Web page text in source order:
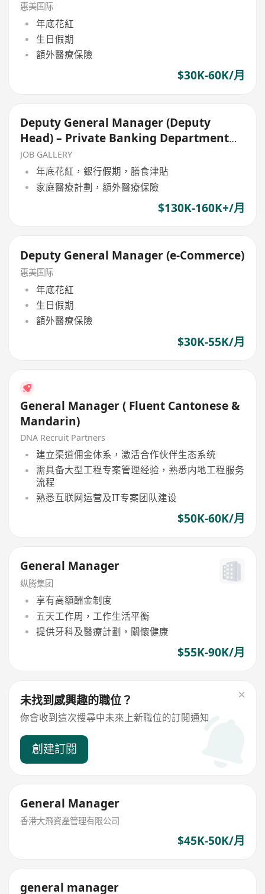
惠美国际
年底花紅
生日假期
額外醫療保險
$30K-60K/月
Deputy General Manager (Deputy
Head) – Private Banking Department
(Permanent)
JOB GALLERY
年底花紅，銀行假期，膳食津貼
家庭醫療計劃，額外醫療保險
$130K-160K+/月
Deputy General Manager (e-Commerce)
惠美国际
年底花紅
生日假期
額外醫療保險
$30K-55K/月
General Manager ( Fluent Cantonese &
Mandarin)
DNA Recruit Partners
建立渠道佣金体系，激活合作伙伴生态系统
需具备大型工程专案管理经验，熟悉内地工程服务
流程
熟悉互联网运营及IT专案团队建设
$50K-60K/月
General Manager
纵腾集团
享有高額酬金制度
五天工作周，工作生活平衡
提供牙科及醫療計劃，關懷健康
$55K-90K/月
未找到感興趣的職位？
你會收到這次搜尋中未來上新職位的訂閱通知
創建訂閱
General Manager
香港大飛資產管理有限公司
$45K-50K/月
general manager